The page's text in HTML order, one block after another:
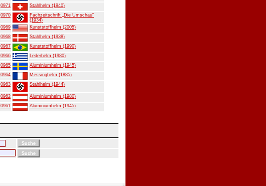
0971
Stahlhelm (1940)
0970
Fachzeitschrift „Die Umschau“
(1934)
0969
Kunststoffhelm (2005)
0968
Stahlhelm (1938)
0967
Kunststoffhelm (1990)
0966
Lederhelm (1980)
0965
Aluminiumhelm (1945)
0964
Messinghelm (1885)
0963 Stahlhelm (1944)
0962
Aluminiumhelm (1980)
0961 Aluminiumhelm (1945)